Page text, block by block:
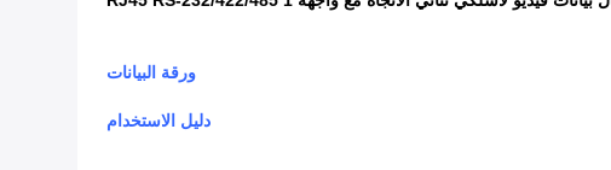
ورقة البيانات
دليل الاستخدام